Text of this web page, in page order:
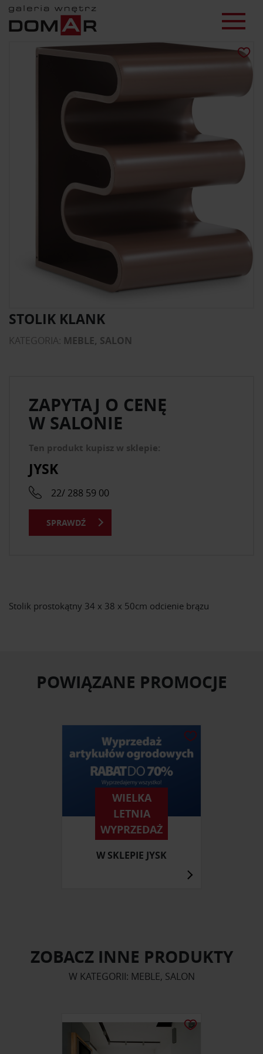
STOLIK KLANK
KATEGORIA: MEBLE, SALON
Stolik prostokątny 34 x 38 x 50cm odcienie brązu
ZAPYTAJ O CENĘ
W SALONIE
Ten produkt kupisz w sklepie:
JYSK
22/ 288 59 00
SPRAWDŹ
POWIĄZANE PROMOCJE
WIELKA
LETNIA
WYPRZEDAŻ
W SKLEPIE JYSK
ZOBACZ INNE PRODUKTY
W KATEGORII: MEBLE, SALON